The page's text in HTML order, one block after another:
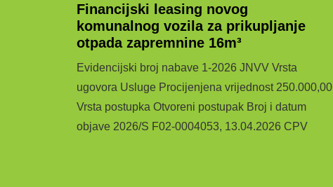
Financijski leasing novog
komunalnog vozila za prikupljanje
otpada zapremnine 16m³
Evidencijski broj nabave 1-2026 JNVV Vrsta
ugovora Usluge Procijenjena vrijednost 250.000,00
Vrsta postupka Otvoreni postupak Broj i datum
objave 2026/S F02-0004053, 13.04.2026 CPV